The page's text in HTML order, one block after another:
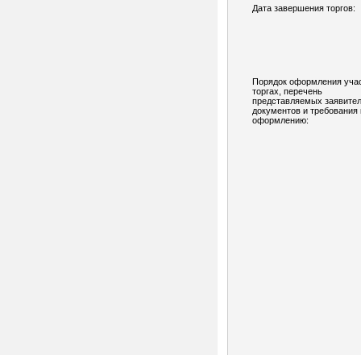
Дата завершения торгов:
Порядок оформления
торгах, перечень
представляемых
документов и требования
оформлению: